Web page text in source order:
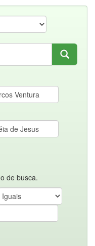
de busca.